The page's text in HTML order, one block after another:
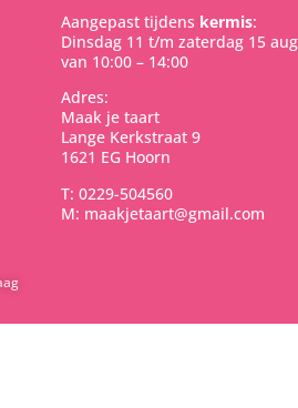
Aangepast tijdens kermis:
Dinsdag 11 t/m zaterdag 15
van 10:00 – 14:00
Adres:
Maak je taart
Lange Kerkstraat 9
1621 EG Hoorn
T: 0229-504560
M: maakjetaart@gmail.com